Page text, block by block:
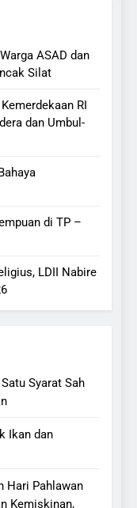
ASAD dan
Silat
RI
dan Umbul-
di TP –
LDII Nabire
Syarat Sah
Ikan dan
Hari Pahlawan
Kemiskinan,